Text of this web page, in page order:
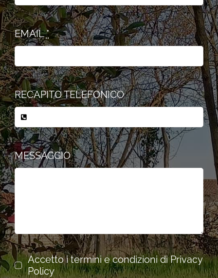
EMAIL*
RECAPITO TELEFONICO
MESSAGGIO
Accetto i termini e condizioni di Privacy
Policy